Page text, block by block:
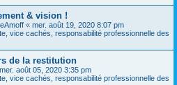
& vision !
« mer. août 19, 2020 8:07 pm
vice cachés, responsabilité professionnelle des
de la restitution
mer. août 05, 2020 3:35 pm
vice cachés, responsabilité professionnelle des